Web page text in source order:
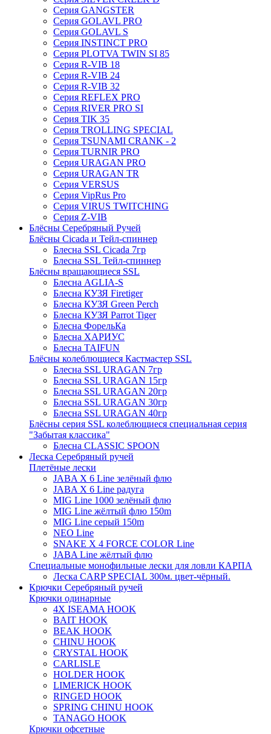
Серия GANGSTER
Серия GOLAVL PRO
Серия GOLAVL S
Серия INSTINCT PRO
Серия PLOTVA TWIN SI 85
Серия R-VIB 18
Серия R-VIB 24
Серия R-VIB 32
Серия REFLEX PRO
Серия RIVER PRO SI
Серия TIK 35
Серия TROLLING SPECIAL
Серия TSUNAMI CRANK - 2
Серия TURNIR PRO
Серия URAGAN PRO
Серия URAGAN TR
Серия VERSUS
Серия VipRus Pro
Серия VIRUS TWITCHING
Серия Z-VIB
Блёсны Серебряный Ручей
Блёсны Cicada и Тейл-спиннер
Блесна SSL Cicada 7гр
Блесна SSL Тейл-спиннер
Блёсны вращающиеся SSL
Блесна AGLIA-S
Блесна КУЗЯ Firetiger
Блесна КУЗЯ Green Perch
Блесна КУЗЯ Parrot Tiger
Блесна ФорельКа
Блесна ХАРИУС
Блесна TAIFUN
Блёсны колеблющиеся Кастмастер SSL
Блесна SSL URAGAN 7гр
Блесна SSL URAGAN 15гр
Блесна SSL URAGAN 20гр
Блесна SSL URAGAN 30гр
Блесна SSL URAGAN 40гр
Блёсны серия SSL колеблющиеся специальная серия
"Забытая классика"
Блесна CLASSIC SPOON
Леска Серебряный ручей
Плетёные лески
JABA X 6 Line зелёный флю
JABA X 6 Line радуга
MIG Line 1000 зелёный флю
MIG Line жёлтый флю 150m
MIG Line серый 150m
NEO Line
SNAKE X 4 FORCE COLOR Line
JABA Line жёлтый флю
Специальные монофильные лески для ловли КАРПА
Леска CARP SPECIAL 300м. цвет-чёрный.
Крючки Серебряный ручей
Крючки одинарные
4X ISEAMA HOOK
BAIT HOOK
BEAK HOOK
CHINU HOOK
CRYSTAL HOOK
CARLISLE
HOLDER HOOK
LIMERICK HOOK
RINGED HOOK
SPRING CHINU HOOK
TANAGO HOOK
Крючки офсетные